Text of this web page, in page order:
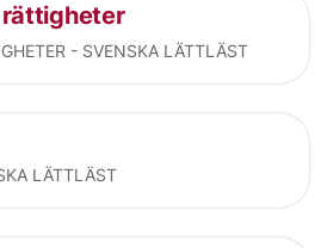
rättigheter
- SVENSKA LÄTTLÄST
LÄTTLÄST